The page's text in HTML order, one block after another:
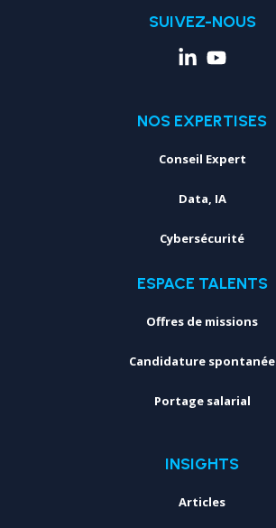
SUIVEZ-NOUS
NOS EXPERTISES
Conseil Expert
Data, IA
Cybersécurité
ESPACE TALENTS
Offres de missions
Candidature spontanée
Portage salarial
INSIGHTS
Articles